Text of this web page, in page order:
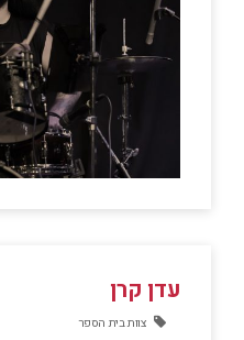
עדן קרן
צוות בית הספר